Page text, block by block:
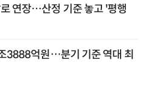
연장…산정 기준 놓고 '평행
3888억원…분기 기준 역대 최